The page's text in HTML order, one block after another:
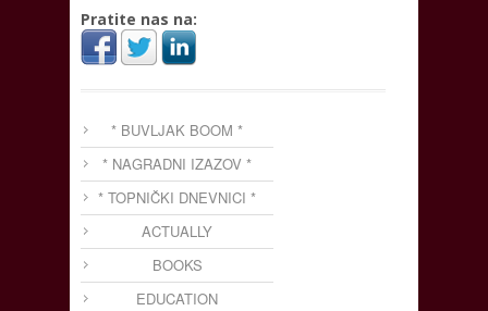
Pratite nas na:
* BUVLJAK BOOM *
* NAGRADNI IZAZOV *
* TOPNIČKI DNEVNICI *
ACTUALLY
BOOKS
EDUCATION